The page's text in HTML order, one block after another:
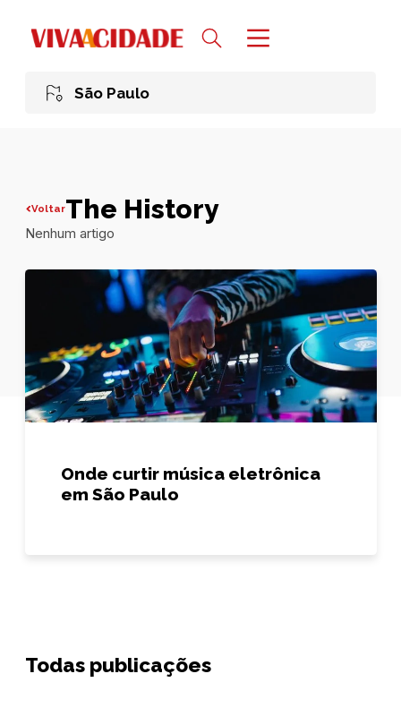
São Paulo
VoltarThe History
Nenhum artigo
Onde curtir música eletrônica
em São Paulo
Todas publicações